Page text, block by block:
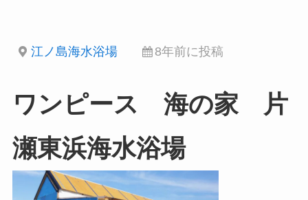
江ノ島海水浴場 8年前に投稿
ワンピース 海の家 片
瀬東浜海水浴場